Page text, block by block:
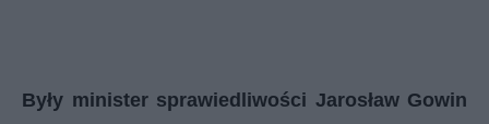
Były minister sprawiedliwości Jarosław Gowin